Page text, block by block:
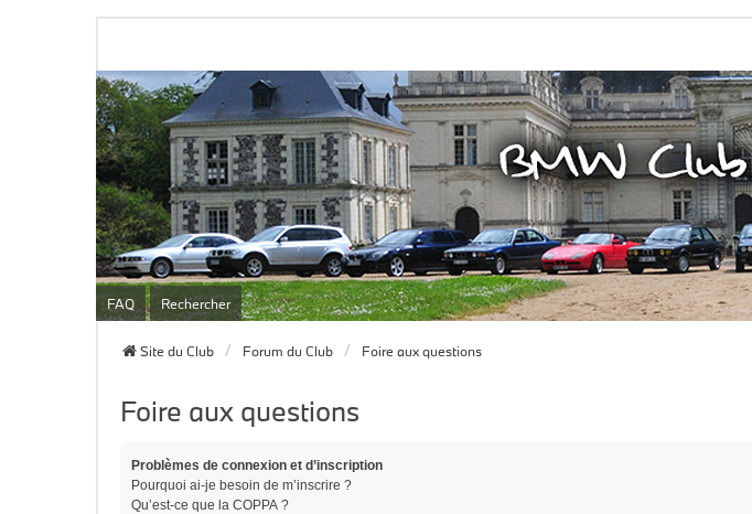
FAQ Rechercher
Site du Club Forum du Club Foire aux questions
Foire aux questions
Problèmes de connexion et d’inscription
Pourquoi ai-je besoin de m’inscrire ?
Qu’est-ce que la COPPA ?